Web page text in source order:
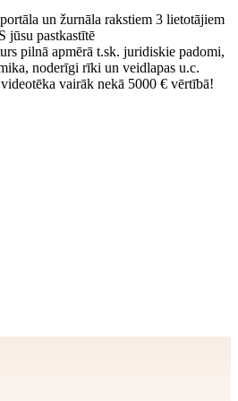
un žurnāla rakstiem 3 lietotājiem
jūsu pastkastītē
pilnā apmērā t.sk. juridiskie padomi,
noderīgi rīki un veidlapas u.c.
vairāk nekā 5000 € vērtībā!